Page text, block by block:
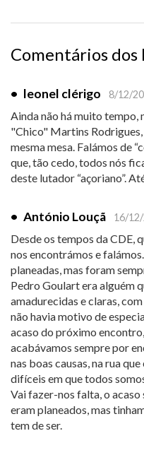
Comentários
• leonel clérigo 8/12/
Ainda não há muito tempo,
"Chico" Martins
mesma mesa. Falámos de
que, tão cedo, todos nós
deste lutador “açoriano”.
• António Louçã 16/
Desde os tempos da CDE,
nos encontrámos e
planeadas, mas foram
Pedro Goulart era alguém
amadurecidas e claras,
não havia motivo de
acaso do próximo
acabávamos sempre por
nas boas causas, na rua
difíceis em que todos
Vai fazer-nos falta, o
eram planeados, mas
tem de ser.